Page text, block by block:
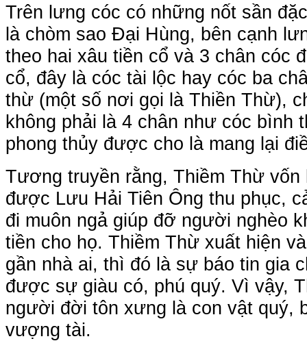
Trên lưng cóc có những nốt sần
là chòm sao Đại Hùng, bên cạnh
theo hai xâu tiền cổ và 3 chân cóc
cổ, đây là cóc tài lộc hay cóc ba
thừ (một số nơi gọi là Thiền Thừ),
không phải là 4 chân như cóc bình
phong thủy được cho là mang lại
Tương truyền rằng, Thiềm Thừ vốn
được Lưu Hải Tiên Ông thu phục,
đi muôn ngả giúp đỡ người nghèo
tiền cho họ. Thiềm Thừ xuất hiện
gần nhà ai, thì đó là sự báo tin gia
được sự giàu có, phú quý. Vì vậy,
người đời tôn xưng là con vật quý,
vượng tài.